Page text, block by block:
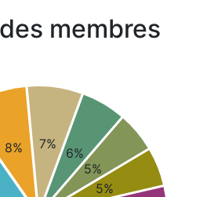
membres
8% 7%
6%
5%
5%